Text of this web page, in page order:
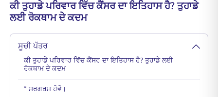
ਕੀ ਤੁਹਾਡੇ ਪਰਿਵਾਰ ਵਿੱਚ ਕੈਂਸਰ ਦਾ ਇਤਿਹਾਸ ਹੈ? ਤੁਹਾਡੇ
ਲਈ ਰੋਕਥਾਮ ਦੇ ਕਦਮ
ਸੂਚੀ ਪੱਤਰ
ਕੀ ਤੁਹਾਡੇ ਪਰਿਵਾਰ ਵਿੱਚ ਕੈਂਸਰ ਦਾ ਇਤਿਹਾਸ ਹੈ? ਤੁਹਾਡੇ ਲਈ
ਰੋਕਥਾਮ ਦੇ ਕਦਮ
* ਸਰਗਰਮ ਹੋਵੋ।